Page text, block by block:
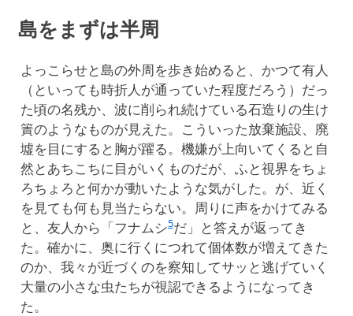
島をまずは半周
よっこらせと島の外周を歩き始めると、かつて有人
（といっても時折人が通っていた程度だろう）だっ
た頃の名残か、波に削られ続けている石造りの生け
簀のようなものが見えた。こういった放棄施設、廃
墟を目にすると胸が躍る。機嫌が上向いてくると自
然とあちこちに目がいくものだが、ふと視界をちょ
ろちょろと何かが動いたような気がした。が、近く
を見ても何も見当たらない。周りに声をかけてみる
と、友人から「フナムシ5だ」と答えが返ってき
た。確かに、奥に行くにつれて個体数が増えてきた
のか、我々が近づくのを察知してサッと逃げていく
大量の小さな虫たちが視認できるようになってき
た。